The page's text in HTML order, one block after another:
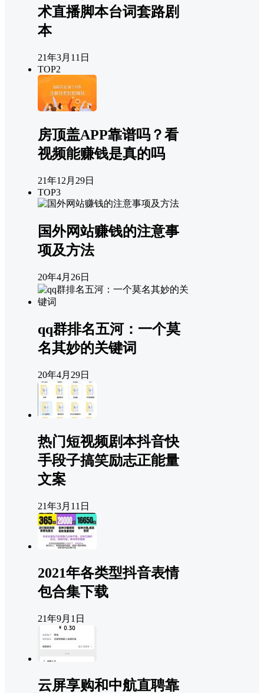
术直播脚本台词套路剧
本
21年3月11日
TOP2
房顶盖APP靠谱吗？看
视频能赚钱是真的吗
21年12月29日
TOP3
国外网站赚钱的注意事
项及方法
20年4月26日
qq群排名五河：一个莫
名其妙的关键词
20年4月29日
热门短视频剧本抖音快
手段子搞笑励志正能量
文案
21年3月11日
2021年各类型抖音表情
包合集下载
21年9月1日
云屏享购和中航直聘靠